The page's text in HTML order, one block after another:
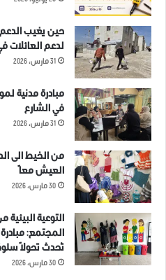
حين يغيب
لدعم العائلات
31 مارس، 2026
مبادرة مدنية
في الشارع
31 مارس، 2026
من الخيط الى
العيش معاً
30 مارس، 2026
التوعية
المجتمع:
تُحدث تحولاً
30 مارس، 2026